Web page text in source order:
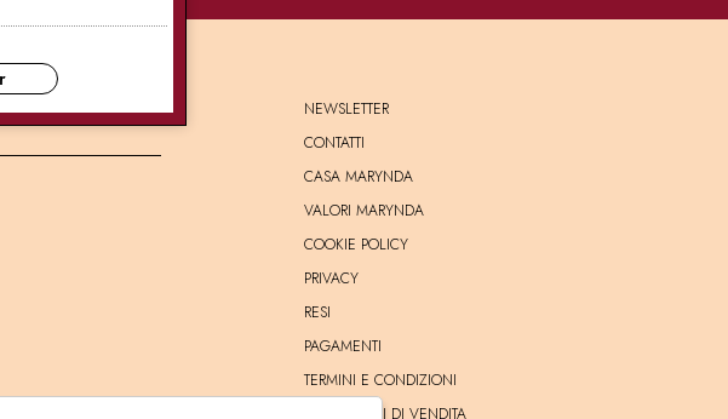
NEWSLETTER
CONTATTI
CASA MARYNDA
VALORI MARYNDA
COOKIE POLICY
PRIVACY
RESI
PAGAMENTI
TERMINI E CONDIZIONI
CONDIZIONI DI VENDITA